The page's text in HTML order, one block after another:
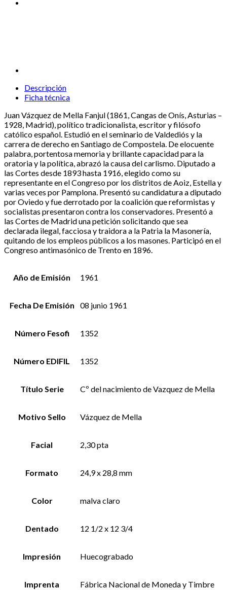
Descripción
Ficha técnica
Juan Vázquez de Mella Fanjul (1861, Cangas de Onís, Asturias –
1928, Madrid), político tradicionalista, escritor y filósofo
católico español. Estudió en el seminario de Valdediós y la
carrera de derecho en Santiago de Compostela. De elocuente
palabra, portentosa memoria y brillante capacidad para la
oratoria y la política, abrazó la causa del carlismo. Diputado a
las Cortes desde 1893 hasta 1916, elegido como su
representante en el Congreso por los distritos de Aoiz, Estella y
varias veces por Pamplona. Presentó su candidatura a diputado
por Oviedo y fue derrotado por la coalición que reformistas y
socialistas presentaron contra los conservadores. Presentó a
las Cortes de Madrid una petición solicitando que sea
declarada ilegal, facciosa y traidora a la Patria la Masonería,
quitando de los empleos públicos a los masones. Participó en el
Congreso antimasónico de Trento en 1896.
Año de Emisión 1961
Fecha De Emisión 08 junio 1961
Número Fesofi 1352
Número EDIFIL 1352
Título Serie Cº del nacimiento de Vazquez de Mella
Motivo Sello Vázquez de Mella
Facial 2,30 pta
Formato 24,9 x 28,8 mm
Color malva claro
Dentado 12 1/2 x 12 3/4
Impresión Huecograbado
Imprenta Fábrica Nacional de Moneda y Timbre